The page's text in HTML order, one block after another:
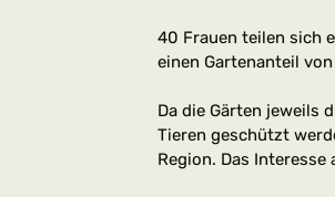
40 Frauen teilen sich
einen Gartenanteil
Da die Gärten jeweils
Tieren geschützt
Region. Das